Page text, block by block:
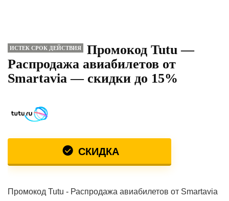
ИСТЕК СРОК ДЕЙСТВИЯ
Промокод Tutu —
Распродажа авиабилетов от
Smartavia — скидки до 15%
СКИДКА
Промокод Tutu - Распродажа авиабилетов от Smartavia